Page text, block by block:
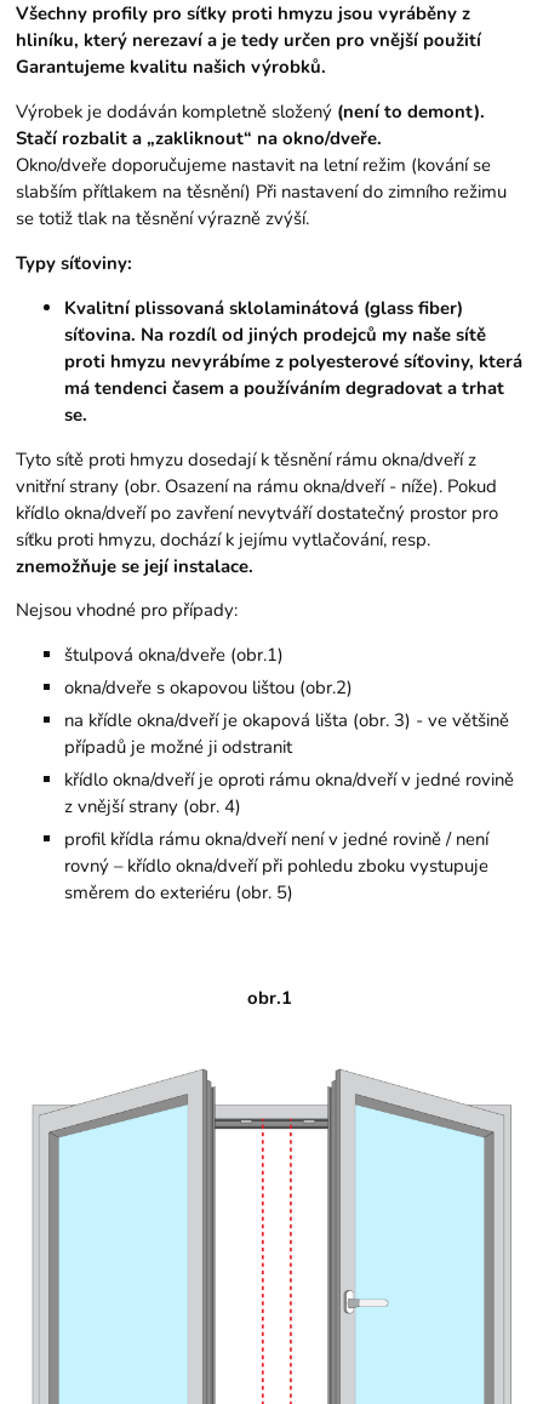
Všechny profily pro síťky proti hmyzu jsou vyráběny z
hliníku, který nerezaví a je tedy určen pro vnější použití
Garantujeme kvalitu našich výrobků.
Výrobek je dodáván kompletně složený (není to demont).
Stačí rozbalit a „zakliknout“ na okno/dveře.
Okno/dveře doporučujeme nastavit na letní režim (kování se
slabším přítlakem na těsnění) Při nastavení do zimního režimu
se totiž tlak na těsnění výrazně zvýší.
Typy síťoviny:
Kvalitní plissovaná sklolaminátová (glass fiber)
síťovina. Na rozdíl od jiných prodejců my naše sítě
proti hmyzu nevyrábíme z polyesterové síťoviny, která
má tendenci časem a používáním degradovat a trhat
se.
Tyto sítě proti hmyzu dosedají k těsnění rámu okna/dveří z
vnitřní strany (obr. Osazení na rámu okna/dveří - níže). Pokud
křídlo okna/dveří po zavření nevytváří dostatečný prostor pro
síťku proti hmyzu, dochází k jejímu vytlačování, resp.
znemožňuje se její instalace.
Nejsou vhodné pro případy:
štulpová okna/dveře (obr.1)
okna/dveře s okapovou lištou (obr.2)
na křídle okna/dveří je okapová lišta (obr. 3) - ve většině
případů je možné ji odstranit
křídlo okna/dveří je oproti rámu okna/dveří v jedné rovině
z vnější strany (obr. 4)
profil křídla rámu okna/dveří není v jedné rovině / není
rovný – křídlo okna/dveří při pohledu zboku vystupuje
směrem do exteriéru (obr. 5)
obr.1